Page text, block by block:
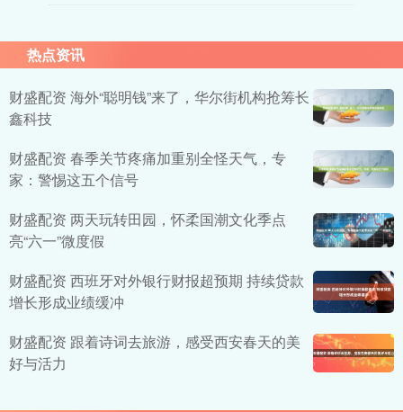
热点资讯
财盛配资 海外“聪明钱”来了，华尔街机构抢筹长
鑫科技
财盛配资 春季关节疼痛加重别全怪天气，专
家：警惕这五个信号
财盛配资 两天玩转田园，怀柔国潮文化季点
亮“六一”微度假
财盛配资 西班牙对外银行财报超预期 持续贷款
增长形成业绩缓冲
财盛配资 跟着诗词去旅游，感受西安春天的美
好与活力